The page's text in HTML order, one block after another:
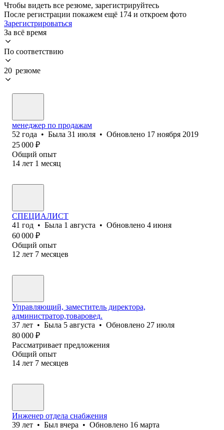
Чтобы видеть все резюме, зарегистрируйтесь
После регистрации покажем ещё 174 и откроем фото
Зарегистрироваться
За всё время
По соответствию
20 резюме
менеджер по продажам
52 года • Была 31 июля • Обновлено 17 ноября 2019
25 000 ₽
Общий опыт
14 лет 1 месяц
СПЕЦИАЛИСТ
41 год • Была 1 августа • Обновлено 4 июня
60 000 ₽
Общий опыт
12 лет 7 месяцев
Управляющий, заместитель директора,
администратор,товаровед.
37 лет • Была 5 августа • Обновлено 27 июля
80 000 ₽
Рассматривает предложения
Общий опыт
14 лет 7 месяцев
Инженер отдела снабжения
39 лет • Был вчера • Обновлено 16 марта